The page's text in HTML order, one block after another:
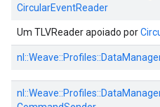
CircularEventReader
Um TLVReader apoiado por
nl::Weave::Profiles::
nl::Weave::Profiles::